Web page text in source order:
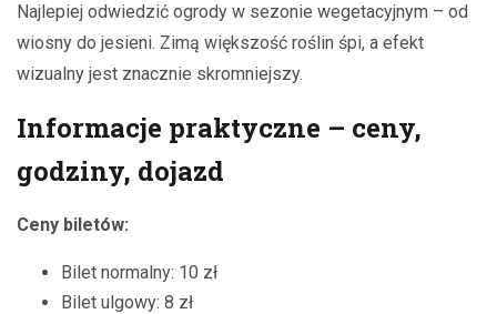
Najlepiej odwiedzić ogrody w sezonie wegetacyjnym – od
wiosny do jesieni. Zimą większość roślin śpi, a efekt
wizualny jest znacznie skromniejszy.
Informacje praktyczne – ceny,
godziny, dojazd
Ceny biletów:
Bilet normalny: 10 zł
Bilet ulgowy: 8 zł